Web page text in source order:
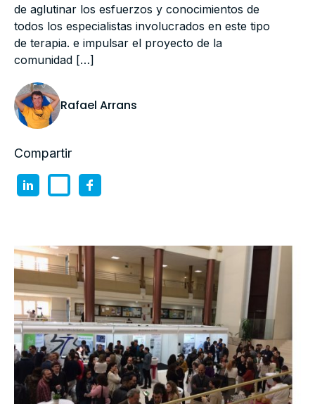
de aglutinar los esfuerzos y conocimientos de
todos los especialistas involucrados en este tipo
de terapia. e impulsar el proyecto de la
comunidad […]
Rafael Arrans
Compartir